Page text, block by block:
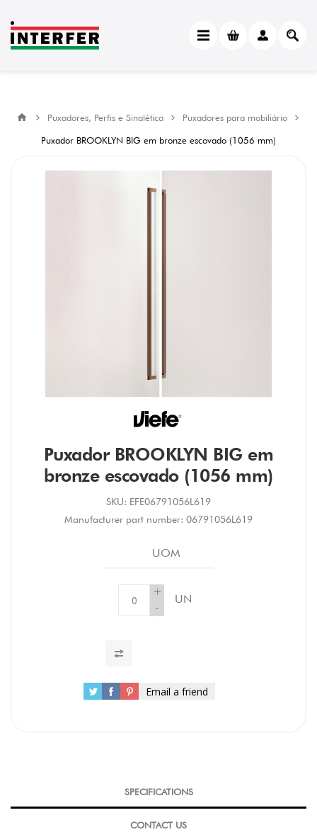
Puxadores, Perfis e Sinalética
Puxadores para mobiliário
Puxador BROOKLYN BIG em bronze escovado (1056 mm)
Puxador BROOKLYN BIG em
bronze escovado (1056 mm)
SKU: EFE06791056L619
Manufacturer part number: 06791056L619
UOM
+
-
UN
Email a friend
SPECIFICATIONS
CONTACT US